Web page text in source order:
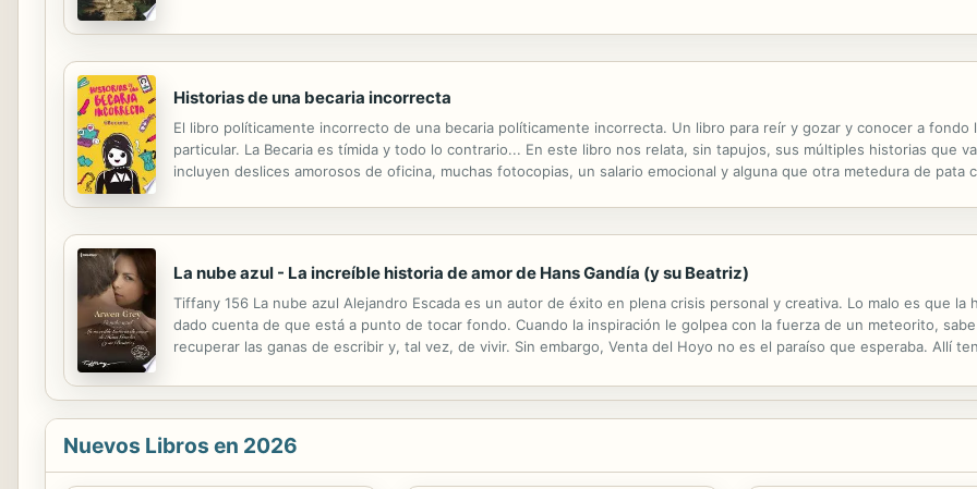
Historias de una becaria incorrecta
El libro políticamente incorrecto de una becaria políticamente incorrecta. Un libro para reír y gozar y conocer a fondo
particular. La Becaria es tímida y todo lo contrario... En este libro nos relata, sin tapujos, sus múltiples historias que
incluyen deslices amorosos de oficina, muchas fotocopias, un salario emocional y alguna que otra metedura de
La nube azul - La increíble historia de amor de Hans Gandía (y su Beatriz)
Tiffany 156 La nube azul Alejandro Escada es un autor de éxito en plena crisis personal y creativa. Lo malo es que
dado cuenta de que está a punto de tocar fondo. Cuando la inspiración le golpea con la fuerza de un meteorito,
recuperar las ganas de escribir y, tal vez, de vivir. Sin embargo, Venta del Hoyo no es el paraíso que esperaba. Allí
Nuevos Libros en 2026